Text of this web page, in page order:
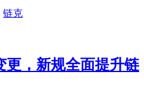
链克
更，新规全面提升链